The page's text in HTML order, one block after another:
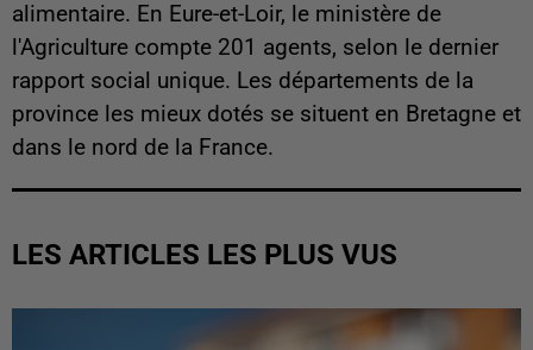
alimentaire. En Eure-et-Loir, le ministère de
l'Agriculture compte 201 agents, selon le dernier
rapport social unique. Les départements de la
province les mieux dotés se situent en Bretagne et
dans le nord de la France.
LES ARTICLES LES PLUS VUS